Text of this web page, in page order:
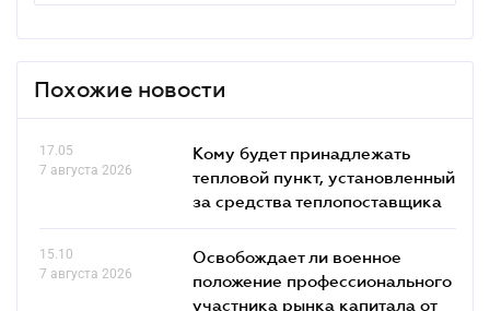
Похожие новости
17.05
7 августа 2026
Кому будет принадлежать
тепловой пункт, установленный
за средства теплопоставщика
15.10
7 августа 2026
Освобождает ли военное
положение профессионального
участника рынка капитала от